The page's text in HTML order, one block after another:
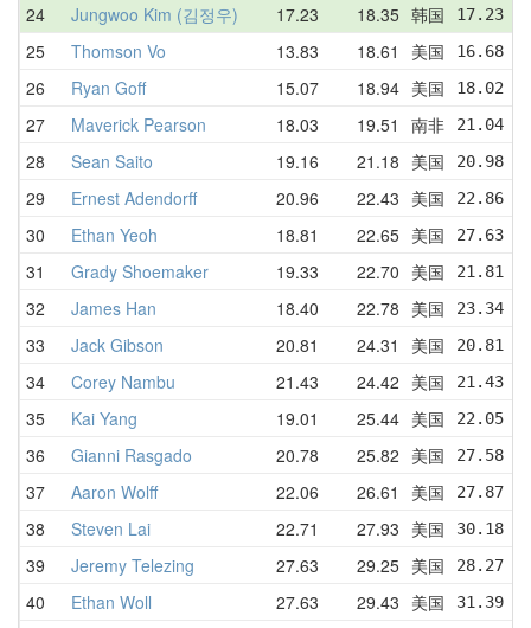
24 Jungwoo Kim (김정우) 17.23 18.35 韩国 17.23
25 Thomson Vo 13.83 18.61 美国 16.68
26 Ryan Goff 15.07 18.94 美国 18.02
27 Maverick Pearson 18.03 19.51 南非 21.04
28 Sean Saito 19.16 21.18 美国 20.98
29 Ernest Adendorff 20.96 22.43 美国 22.86
30 Ethan Yeoh 18.81 22.65 美国 27.63
31 Grady Shoemaker 19.33 22.70 美国 21.81
32 James Han 18.40 22.78 美国 23.34
33 Jack Gibson 20.81 24.31 美国 20.81
34 Corey Nambu 21.43 24.42 美国 21.43
35 Kai Yang 19.01 25.44 美国 22.05
36 Gianni Rasgado 20.78 25.82 美国 27.58
37 Aaron Wolff 22.06 26.61 美国 27.87
38 Steven Lai 22.71 27.93 美国 30.18
39 Jeremy Telezing 27.63 29.25 美国 28.27
40 Ethan Woll 27.63 29.43 美国 31.39